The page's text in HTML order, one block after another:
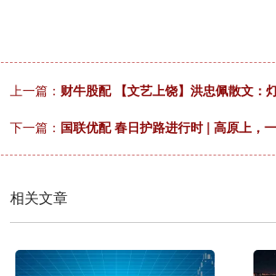
上一篇： 财牛股配 【文艺上饶】洪忠佩散文：
下一篇： 国联优配 春日护路进行时 | 高原上，
相关文章